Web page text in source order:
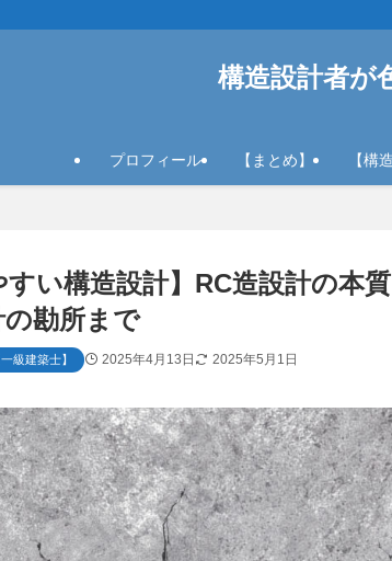
構造設計者が
プロフィール 【まとめ】 【構
すい構造設計】RC造設計の本
の勘所まで
一級建築士】 2025年4月13日 2025年5月1日